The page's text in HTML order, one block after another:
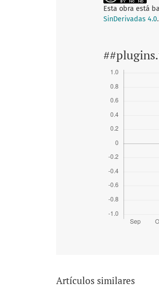
Esta obra está
SinDerivadas 4.0.
Artículos similares